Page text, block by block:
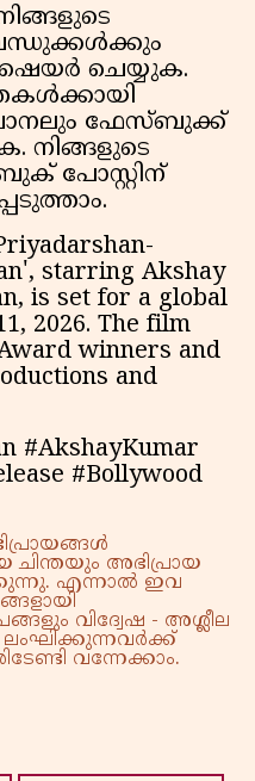
ഷെയർ ചെയ്യുക.
ഫേസ്ബുക്ക്
നിങ്ങളുടെ
പോസ്റ്റിന്
starring Akshay
is set for a global
2026. The film
winners and
and
#AkshayKumar
#Bollywood
ചിന്തയും അഭിപ്രായ
എന്നാൽ ഇവ
വിദ്വേഷ - അശ്ലീല
ലംഘിക്കുന്നവർക്ക്
വന്നേക്കാം.